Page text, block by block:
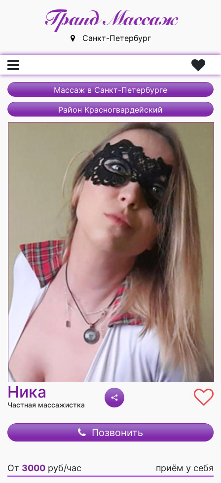
Санкт-Петербург
Главная
Вход
Массажистки
Массажисты
Массажные салоны
Массаж в Санкт-Петербурге
Район Красногвардейский
Ника
Частная массажистка
Позвонить
От 3000 руб/час приём у себя